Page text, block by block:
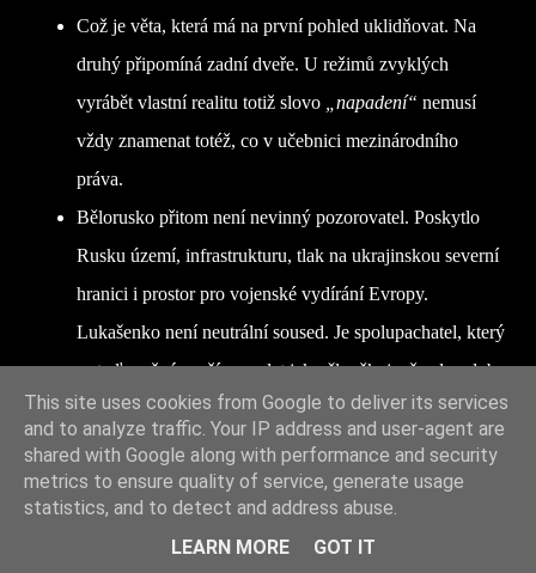
Což je věta, která má na první pohled uklidňovat. Na
druhý připomíná zadní dveře. U režimů zvyklých
vyrábět vlastní realitu totiž slovo
„napadení“ nemusí
vždy znamenat totéž, co v učebnici mezinárodního
práva.
Bělorusko přitom není nevinný pozorovatel. Poskytlo
Rusku území, infrastrukturu, tlak na ukrajinskou severní
hranici i prostor pro vojenské vydírání Evropy.
Lukašenko není neutrální soused. Je spolupachatel, který
se teď možná snaží vypadat jako člověk, jenž celou dobu
jen držel dveře, ale dovnitř přece nikoho netlačil.
Teď už hlavně sleduje, zda se ruský medvěd náhodou
neopírá o jeho plot víc, než plot unese.
Evropa by si toho měla všimnout. Praskliny v ruském
This site uses cookies from Google to deliver its services
and to analyze traffic. Your IP address and user-agent are
shared with Google along with performance and security
metrics to ensure quality of service, generate usage
statistics, and to detect and address abuse.
LEARN MORE
GOT IT